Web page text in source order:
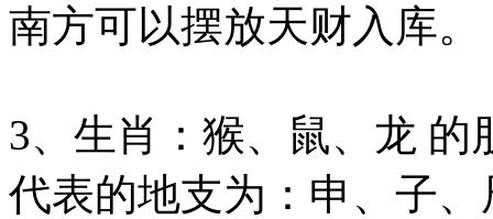
南方可以摆放天财入库。
3、生肖：猴、鼠、龙 的
代表的地支为：申、子